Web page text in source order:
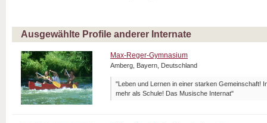
Ausgewählte Profile anderer Internate
Max-Reger-Gymnasium
Amberg, Bayern, Deutschland
"Leben und Lernen in einer starken Gemeinschaft!
mehr als Schule! Das Musische Internat"